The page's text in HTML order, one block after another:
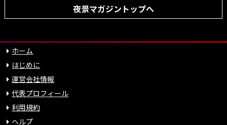
夜景マガジントップへ
ホーム
はじめに
運営会社情報
代表プロフィール
利用規約
ヘルプ